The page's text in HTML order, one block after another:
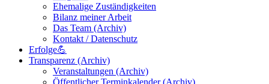
Ehemalige Zuständigkeiten
Bilanz meiner Arbeit
Das Team (Archiv)
Kontakt / Datenschutz
Erfolge💪
Transparenz (Archiv)
Veranstaltungen (Archiv)
Öffentlicher Terminkalender (Archiv)